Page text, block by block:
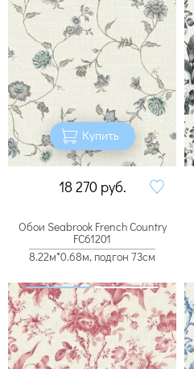
Купить
18 270 руб.
Обои Seabrook French Country
FC61201
8.22м*0.68м, подгон 73см